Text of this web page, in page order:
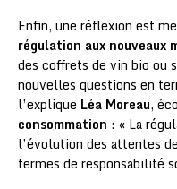
Enfin, une réflexion est
régulation aux nouveaux
des coffrets de vin bio ou
nouvelles questions en
l’explique Léa Moreau,
consommation : « La
l’évolution des attentes
termes de responsabilité